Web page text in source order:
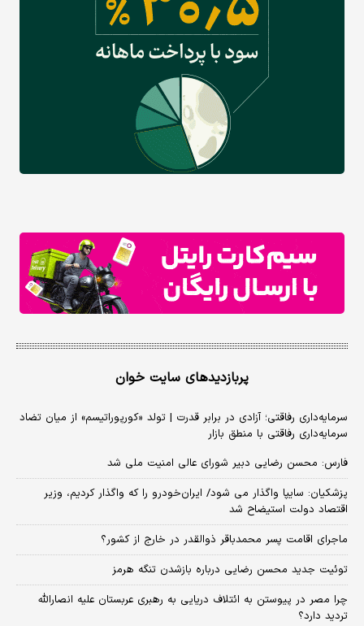
پربازدیدهای سایت خوان
سرمایه‌داری رفاقتی؛ آزادی در برابر قدرت | تولد «کورپوراتیسم» از میان تضاد
سرمایه‌داری رفاقتی با منطق بازار
فارس: محسن رضایی دبیر شورای عالی امنیت ملی شد
پزشکیان: سایپا واگذار می شود/ ایران‌خودرو را که واگذار کردیم، وزیر
اقتصاد دولت استیضاح شد
ماجرای اقامت پسر محمدباقر ذوالقدر در خارج از کشور؟
توئیت جدید محسن رضایی درباره بازشدن تنگه هرمز
چرا مصر در پیوستن به ائتلاف دریایی به رهبری عربستان علیه انصارالله
تردید دارد؟